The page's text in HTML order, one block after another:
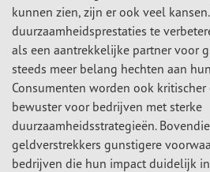
kunnen zien, zijn er ook veel
duurzaamheidsprestaties te
als een aantrekkelijke partner voor
steeds meer belang hechten aan
Consumenten worden ook kritischer
bewuster voor bedrijven met sterke
duurzaamheidsstrategieën.
geldverstrekkers gunstigere
bedrijven die hun impact duidelijk